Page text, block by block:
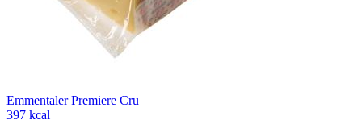
Emmentaler Premiere Cru
397 kcal